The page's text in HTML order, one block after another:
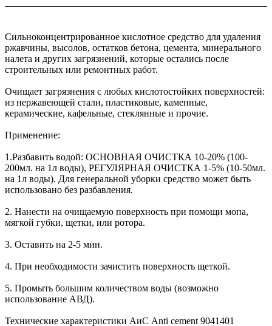
Сильноконцентрированное кислотное средство для удаления
ржавчины, высолов, остатков бетона, цемента, минерального
налета и других загрязнений, которые остались после
строительных или ремонтных работ.
Очищает загрязнения с любых кислотостойких поверхностей:
из нержавеющей стали, пластиковые, каменные,
керамические, кафельные, стеклянные и прочие.
Применение:
1.Разбавить водой: ОСНОВНАЯ ОЧИСТКА 10-20% (100-
200мл. на 1л воды), РЕГУЛЯРНАЯ ОЧИСТКА 1-5% (10-50мл.
на 1л воды). Для генеральной уборки средство может быть
использовано без разбавления.
2. Нанести на очищаемую поверхность при помощи мопа,
мягкой губки, щетки, или ротора.
3. Оставить на 2-5 мин.
4. При необходимости зачистить поверхность щеткой.
5. Промыть большим количеством воды (возможно
использование АВД).
Технические характеристики АиС Anti cement 9041401